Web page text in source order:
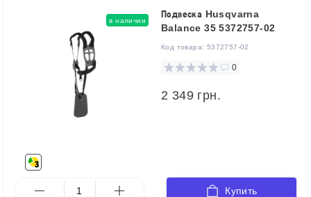
в наличии
Подвеска Husqvarna
Balance 35 5372757-02
Код товара: 5372757-02
0
2 349 грн.
Купить